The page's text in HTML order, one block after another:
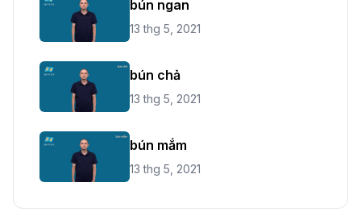
bún ngan
13 thg 5, 2021
bún chả
13 thg 5, 2021
bún mắm
13 thg 5, 2021